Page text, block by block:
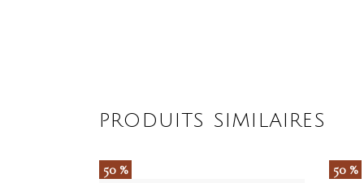
PRODUITS SIMILAIRES
50 % 50 %